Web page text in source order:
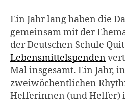
Ein Jahr lang haben die
gemeinsam mit der
der Deutschen Schule
Lebensmittelspenden
Mal insgesamt. Ein Jahr,
zweiwöchentlichen
Helferinnen (und Helfer)